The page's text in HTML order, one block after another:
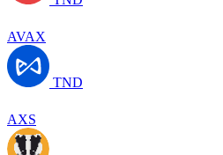
AVAX
TND
AXS